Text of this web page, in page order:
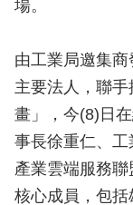
場。
由工業局邀集
主要法人，聯
畫」，今(8)日
事長徐重仁、
產業雲端服務
核心成員，包